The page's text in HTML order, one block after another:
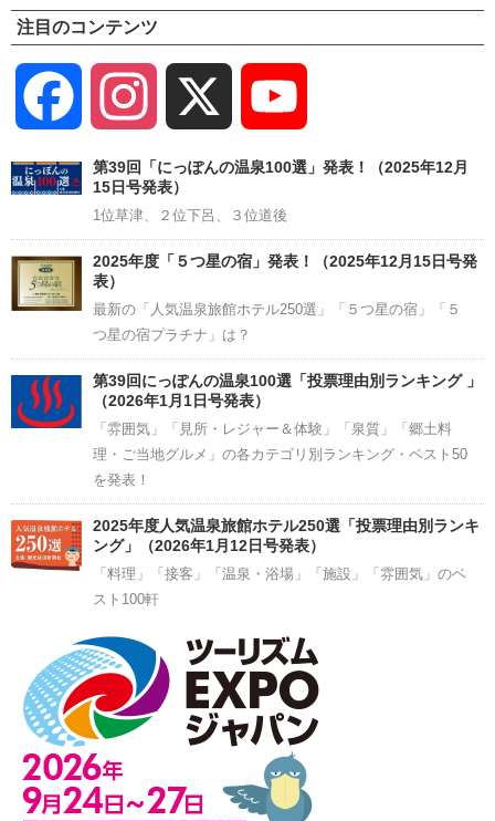
注目のコンテンツ
Facebook Instagram
Channel
第39回「にっぽんの温泉100選」発表！（2025年12月
15日号発表）
1位草津、２位下呂、３位道後
2025年度「５つ星の宿」発表！（2025年12月15日号発
表）
最新の「人気温泉旅館ホテル250選」「５つ星の宿」「５
つ星の宿プラチナ」は？
第39回にっぽんの温泉100選「投票理由別ランキング 」
（2026年1月1日号発表）
「雰囲気」「見所・レジャー＆体験」「泉質」「郷土料
理・ご当地グルメ」の各カテゴリ別ランキング・ベスト50
を発表！
2025年度人気温泉旅館ホテル250選「投票理由別ランキ
ング」（2026年1月12日号発表）
「料理」「接客」「温泉・浴場」「施設」「雰囲気」のベ
スト100軒